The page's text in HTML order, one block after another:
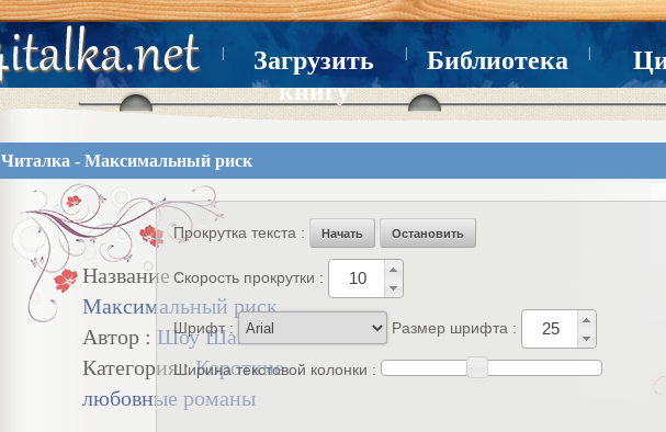
Загрузить
книгу
Библиотека
Читалка - Максимальный риск
Название :
Максимальный риск
Автор : Шоу Шантель
Категория :Короткие
любовные романы
Прокрутка текста : Начать Остановить
Скорость прокрутки :
Шрифт : Размер шрифта :
Ширина текстовой колонки :